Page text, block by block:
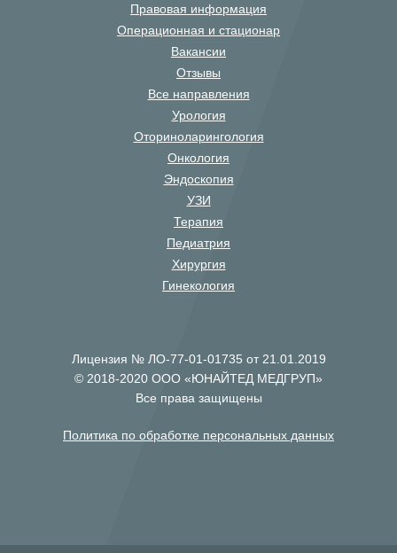
Правовая информация
Операционная и стационар
Вакансии
Отзывы
Все направления
Урология
Оториноларингология
Онкология
Эндоскопия
УЗИ
Терапия
Педиатрия
Хирургия
Гинекология
Лицензия № ЛО-77-01-01735 от 21.01.2019
© 2018-2020 ООО «ЮНАЙТЕД МЕДГРУП»
Все права защищены
Политика по обработке персональных данных